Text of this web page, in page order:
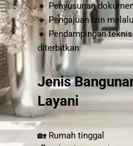
🔸 Penyusunan
🔸 Pengajuan izin
🔸 Pendampingan
diterbitkan
Jenis
Layani
🏡 Rumah tinggal